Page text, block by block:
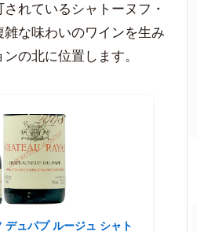
れているシャトーヌフ・
な味わいのワインを生み
の北に位置します。
デュパプ ルージュ シャト